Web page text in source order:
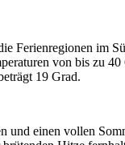
Ferienregionen im
von bis zu
19 Grad.
und einen vollen